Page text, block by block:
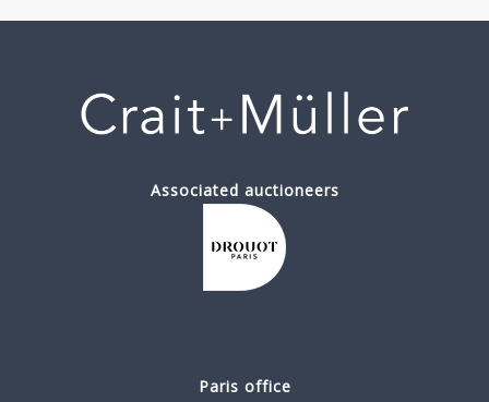
Associated auctioneers
Paris office